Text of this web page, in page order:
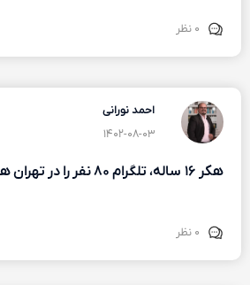
۰ نظر
احمد نورانی
۱۴۰۲-۰۸-۰۳
هکر ۱۶ ساله، تلگرام ۸۰ نفر را در تهران هک کرد
۰ نظر